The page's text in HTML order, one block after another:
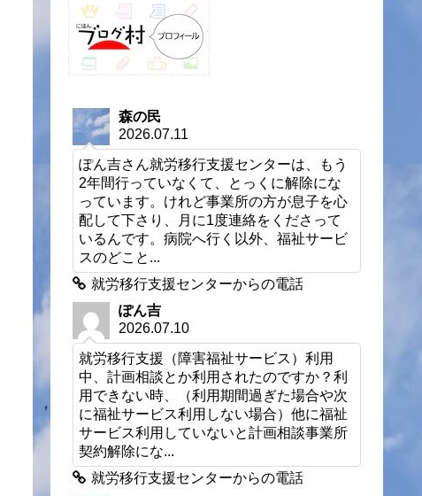
森の民
2026.07.11
ぽん吉さん就労移行支援センターは、もう
2年間行っていなくて、とっくに解除にな
っています。けれど事業所の方が息子を心
配して下さり、月に1度連絡をくださって
いるんです。病院へ行く以外、福祉サービ
スのどこと...
就労移行支援センターからの電話
ぽん吉
2026.07.10
就労移行支援（障害福祉サービス）利用
中、計画相談とか利用されたのですか？利
用できない時、（利用期間過ぎた場合や次
に福祉サービス利用しない場合）他に福祉
サービス利用していないと計画相談事業所
契約解除にな...
就労移行支援センターからの電話